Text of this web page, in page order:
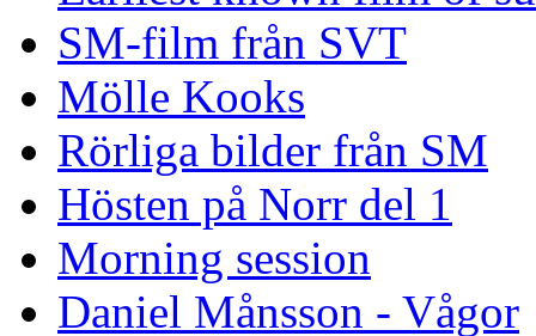
SM-film från SVT
Mölle Kooks
Rörliga bilder från SM
Hösten på Norr del 1
Morning session
Daniel Månsson - Vågor